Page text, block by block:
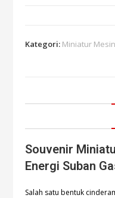
Kategori: Miniatur Mesin
Souvenir
Energi Suban
Salah satu bentuk